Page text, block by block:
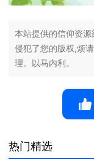
本站提供的信仰资
侵犯了您的版权,烦
理。以马内利。
热门精选